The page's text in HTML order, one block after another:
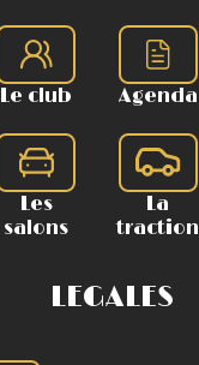
Le club Agenda
Les
salons
La
traction
LEGALES